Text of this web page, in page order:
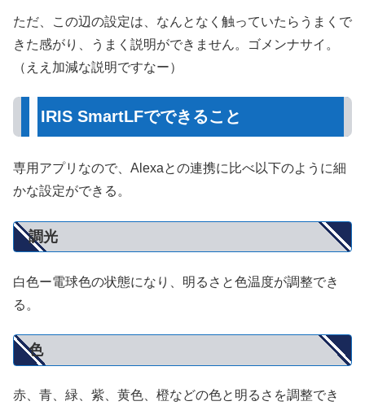
ただ、この辺の設定は、なんとなく触っていたらうまくで
きた感がり、うまく説明ができません。ゴメンナサイ。
（ええ加減な説明ですなー）
IRIS SmartLFでできること
専用アプリなので、Alexaとの連携に比べ以下のように細
かな設定ができる。
調光
白色ー電球色の状態になり、明るさと色温度が調整でき
る。
色
赤、青、緑、紫、黄色、橙などの色と明るさを調整でき